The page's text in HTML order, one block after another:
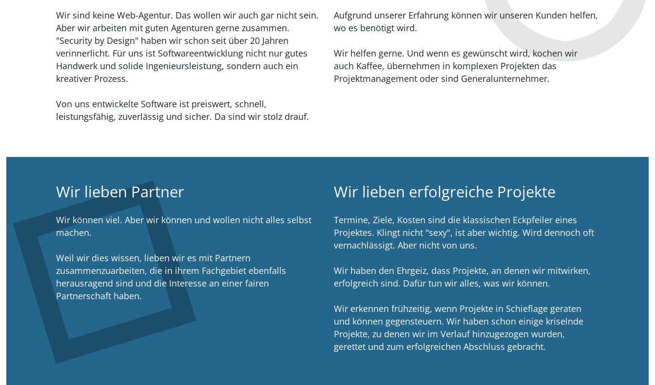
Wir sind keine Web-Agentur. Das wollen wir auch gar nicht sein.
Aber wir arbeiten mit guten Agenturen gerne zusammen.
"Security by Design" haben wir schon seit über 20 Jahren
verinnerlicht. Für uns ist Softwareentwicklung nicht nur gutes
Handwerk und solide Ingenieursleistung, sondern auch ein
kreativer Prozess.
Von uns entwickelte Software ist preiswert, schnell,
leistungsfähig, zuverlässig und sicher. Da sind wir stolz drauf.
Aufgrund unserer Erfahrung können wir unseren Kunden helfen,
wo es benötigt wird.
Wir helfen gerne. Und wenn es gewünscht wird, kochen wir
auch Kaffee, übernehmen in komplexen Projekten das
Projektmanagement oder sind Generalunternehmer.
Wir lieben Partner
Wir können viel. Aber wir können und wollen nicht alles selbst
machen.
Weil wir dies wissen, lieben wir es mit Partnern
zusammenzuarbeiten, die in ihrem Fachgebiet ebenfalls
herausragend sind und die Interesse an einer fairen
Partnerschaft haben.
Wir lieben erfolgreiche Projekte
Termine, Ziele, Kosten sind die klassischen Eckpfeiler eines
Projektes. Klingt nicht "sexy", ist aber wichtig. Wird dennoch oft
vernachlässigt. Aber nicht von uns.
Wir haben den Ehrgeiz, dass Projekte, an denen wir mitwirken,
erfolgreich sind. Dafür tun wir alles, was wir können.
Wir erkennen frühzeitig, wenn Projekte in Schieflage geraten
und können gegensteuern. Wir haben schon einige kriselnde
Projekte, zu denen wir im Verlauf hinzugezogen wurden,
gerettet und zum erfolgreichen Abschluss gebracht.